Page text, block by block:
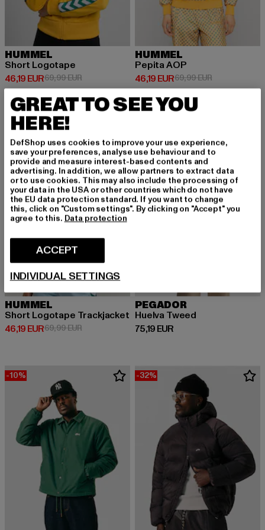
HUMMEL
Short Logotape
46,19 EUR
Prix courant: 46,19 EUR
69,99 EURPrix en promotion: 69,99 EUR
HUMMEL
Pepita AOP
46,19 EUR
Prix courant: 46,19 EUR
69,99 EURPrix en
-34%
HUMMEL
Short Logotape Trackjacket
46,19 EUR
Prix courant: 46,19 EUR
69,99 EURPrix en promotion: 69,99 EUR
PEGADOR
Huelva Tweed
75,19 EUR
Prix courant: 75,19 EUR
-10% -32%
GREAT TO SEE YOU
HERE!
DefShop uses cookies to improve your use experience,
save your preferences, analyse use behaviour and to
provide and measure interest-based contents and
advertising. In addition, we allow partners to extract data
or to use cookies. This may also include the processing of
your data in the USA or other countries which do not have
the EU data protection standard. If you want to change
this, click on "Custom settings". By clicking on "Accept" you
agree to this. Data protection
ACCEPT
INDIVIDUAL SETTINGS